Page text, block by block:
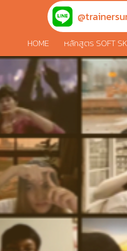
HOME หลักสูตร SOFT